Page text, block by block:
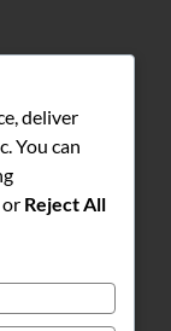
deliver
You can
Reject All